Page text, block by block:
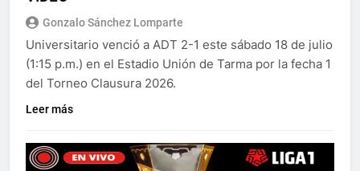
Gonzalo Sánchez Lomparte
Universitario venció a ADT 2-1 este sábado 18 de julio
(1:15 p.m.) en el Estadio Unión de Tarma por la fecha 1
del Torneo Clausura 2026.
Leer más